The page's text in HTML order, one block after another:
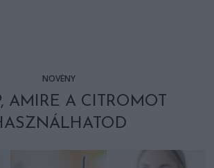
NÖVÉNY
AMIRE A CITROMOT